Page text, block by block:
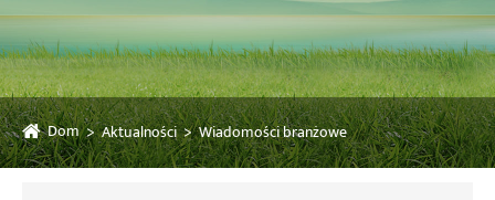
Dom Aktualności Wiadomości branżowe